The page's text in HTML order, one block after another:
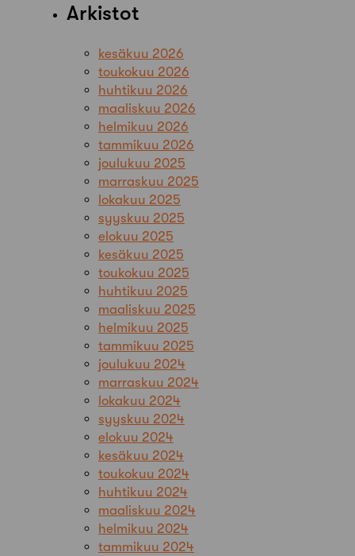
Arkistot
kesäkuu 2026
toukokuu 2026
huhtikuu 2026
maaliskuu 2026
helmikuu 2026
tammikuu 2026
joulukuu 2025
marraskuu 2025
lokakuu 2025
syyskuu 2025
elokuu 2025
kesäkuu 2025
toukokuu 2025
huhtikuu 2025
maaliskuu 2025
helmikuu 2025
tammikuu 2025
joulukuu 2024
marraskuu 2024
lokakuu 2024
syyskuu 2024
elokuu 2024
kesäkuu 2024
toukokuu 2024
huhtikuu 2024
maaliskuu 2024
helmikuu 2024
tammikuu 2024